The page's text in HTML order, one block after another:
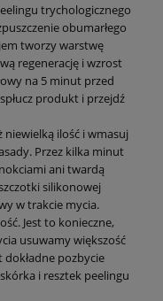
trychologicznego
obumarłego
tworzy warstwę
regenerację i wzrost
na 5 minut przed
produkt i przejdź
niewielką ilość i wmasuj
Przez kilka minut
ani twardą
silikonowej
w trakcie mycia.
Jest to konieczne,
usuwamy większość
dokładne pozbycie
i resztek peelingu